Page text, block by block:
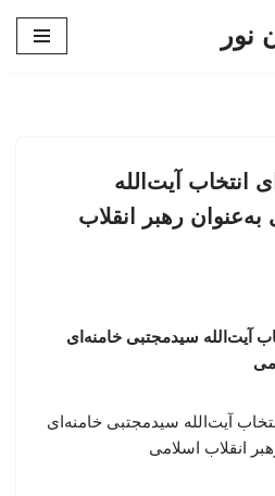
نور
انتخاب آیت‌الله
رهبر انقلاب
آیت‌الله سیدمجتبی خامنه‌ای